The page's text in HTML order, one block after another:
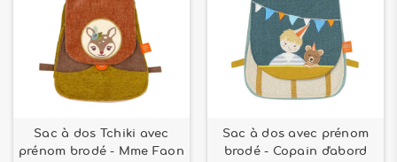
Sac à dos Tchiki avec
prénom brodé - Mme Faon
Sac à dos avec prénom
brodé - Copain d'abord